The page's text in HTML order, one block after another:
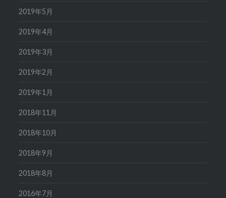
2019年5月
2019年4月
2019年3月
2019年2月
2019年1月
2018年11月
2018年10月
2018年9月
2018年8月
2016年7月